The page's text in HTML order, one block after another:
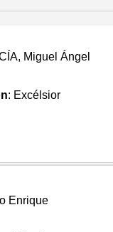
Miguel Ángel
: Excélsior
Enrique